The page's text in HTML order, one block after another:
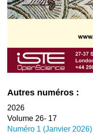
Autres numéros :
2026
Volume 26- 17
Numéro 1 (Janvier 2026)